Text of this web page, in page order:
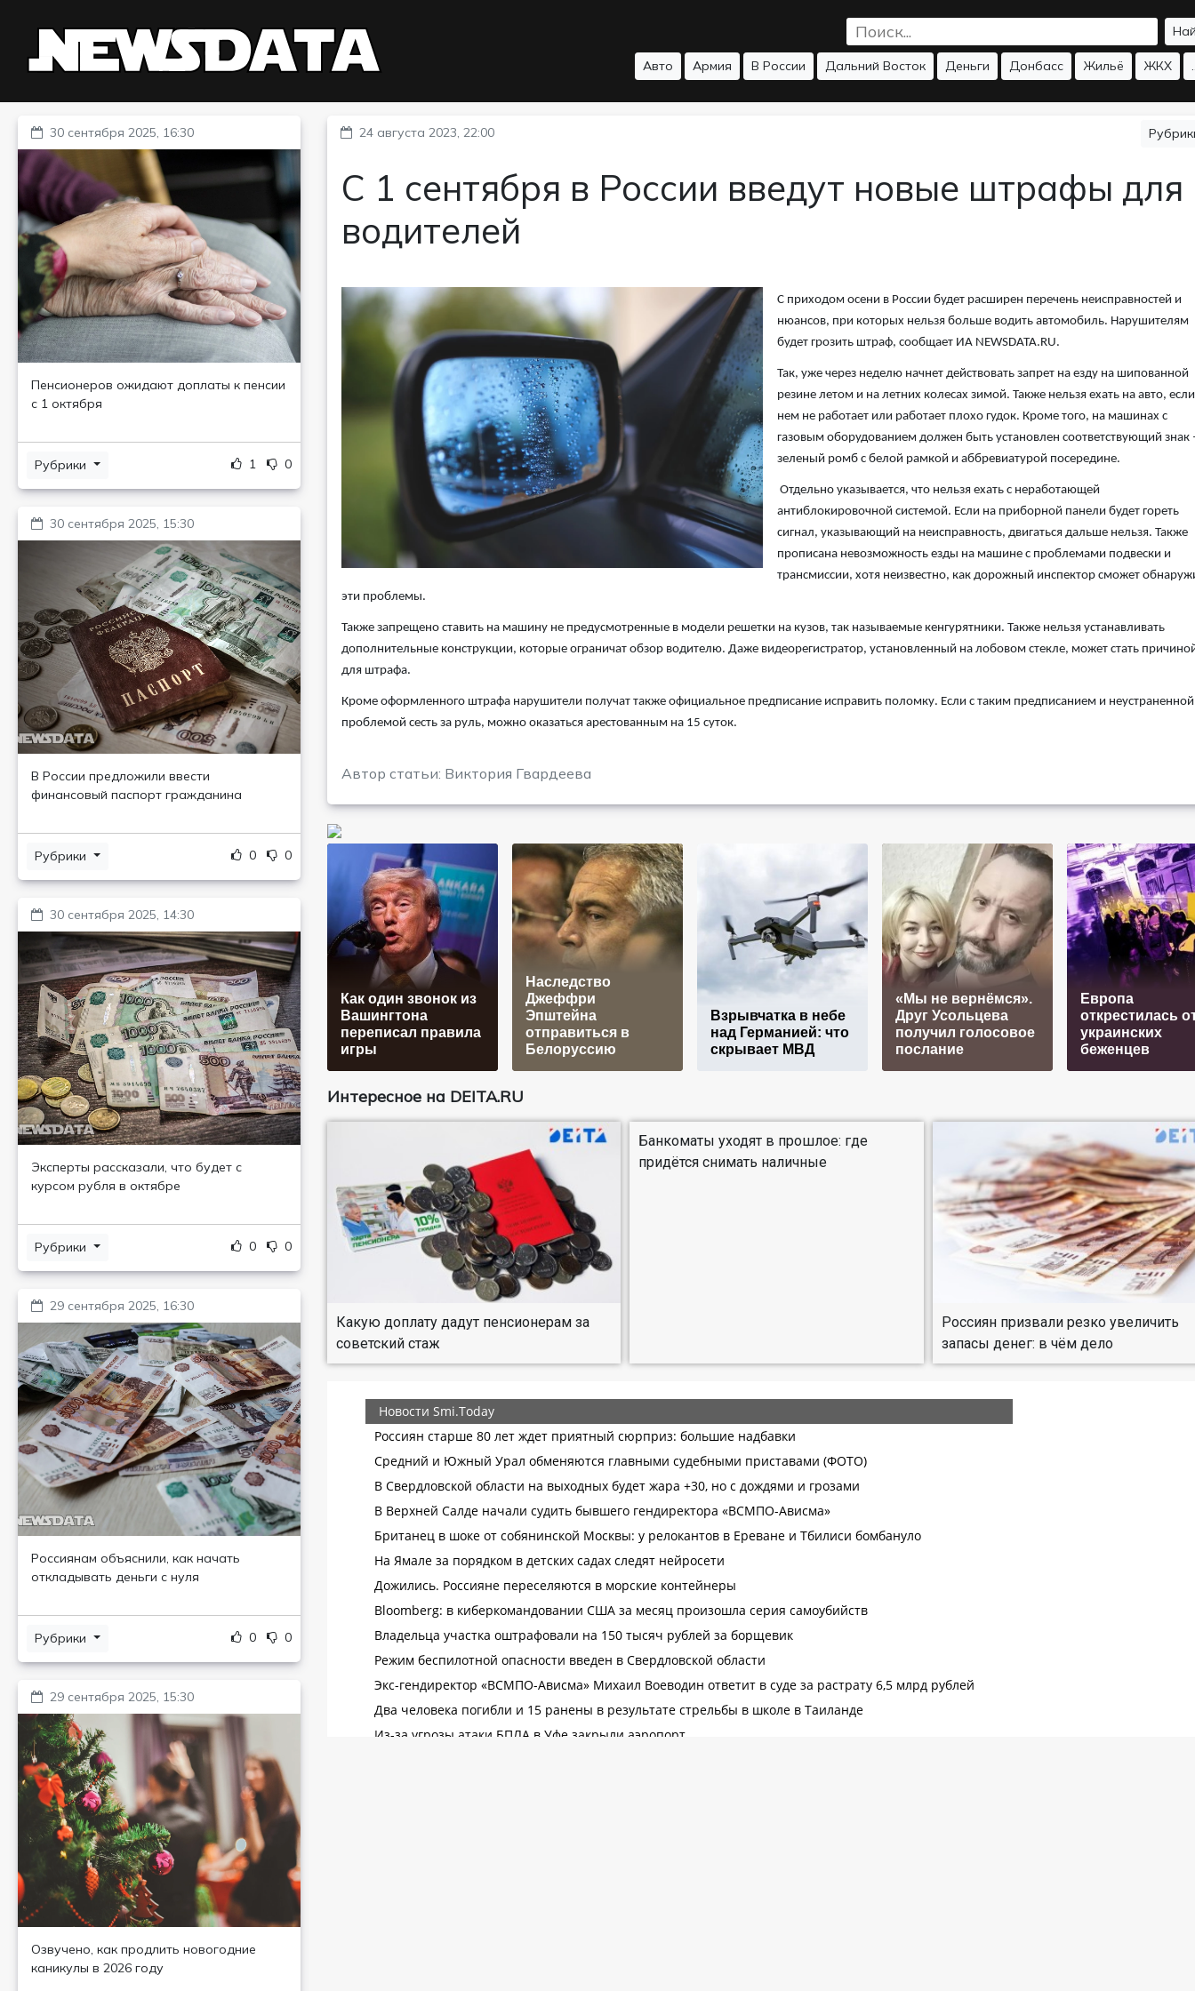
Авто Армия В России Дальний Восток Деньги Донбасс Жильё ЖКХ
30 сентября 2025, 16:30
Пенсионеров ожидают доплаты к пенсии
с 1 октября
Рубрики 1 0
30 сентября 2025, 15:30
В России предложили ввести
финансовый паспорт гражданина
Рубрики 0 0
30 сентября 2025, 14:30
Эксперты рассказали, что будет с
курсом рубля в октябре
Рубрики 0 0
29 сентября 2025, 16:30
Россиянам объяснили, как начать
откладывать деньги с нуля
Рубрики 0 0
29 сентября 2025, 15:30
Озвучено, как продлить новогодние
каникулы в 2026 году
24 августа 2023, 22:00
С 1 сентября в России введут новые штрафы для
водителей
С приходом осени в России будет расширен перечень неисправностей и
нюансов, при которых нельзя больше водить автомобиль. Нарушителям
будет грозить штраф, сообщает ИА NEWSDATA.RU.
Так, уже через неделю начнет действовать запрет на езду на шипованной
резине летом и на летних колесах зимой. Также нельзя ехать на авто,
нем не работает или работает плохо гудок. Кроме того, на машинах с
газовым оборудованием должен быть установлен соответствующий знак
зеленый ромб с белой рамкой и аббревиатурой посередине.
Отдельно указывается, что нельзя ехать с неработающей
антиблокировочной системой. Если на приборной панели будет гореть
сигнал, указывающий на неисправность, двигаться дальше нельзя. Также
прописана невозможность езды на машине с проблемами подвески и
трансмиссии, хотя неизвестно, как дорожный инспектор сможет
эти проблемы.
Также запрещено ставить на машину не предусмотренные в модели решетки на кузов, так называемые кенгурятники. Также нельзя устанавливать
дополнительные конструкции, которые ограничат обзор водителю. Даже видеорегистратор, установленный на лобовом стекле, может стать
для штрафа.
Кроме оформленного штрафа нарушители получат также официальное предписание исправить поломку. Если с таким предписанием и неустраненной
проблемой сесть за руль, можно оказаться арестованным на 15 суток.
Автор статьи: Виктория Гвардеева
Как один звонок из
Вашингтона
переписал правила
игры
Наследство
Джеффри
Эпштейна
отправиться в
Белоруссию
Взрывчатка в небе
над Германией: что
скрывает МВД
«Мы не вернёмся».
Друг Усольцева
получил голосовое
послание
Европа
открестилась
украинских
беженцев
Интересное на DEITA.RU
Какую доплату дадут пенсионерам за
советский стаж
Банкоматы уходят в прошлое: где
придётся снимать наличные
Россиян призвали резко увеличить
запасы денег: в чём дело